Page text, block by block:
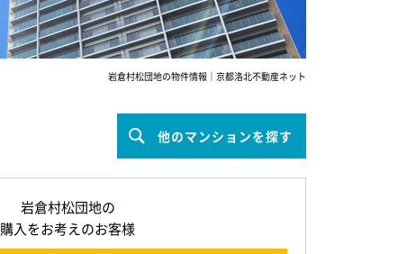
岩倉村松団地の物件情報｜京都洛北不動産ネット
他のマンションを探す
岩倉村松団地の
購入をお考えのお客様